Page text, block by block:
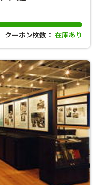
クーポン枚数： 在庫あり